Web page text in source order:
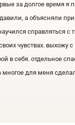
за долгое время я
а объясняли
справляться с
чувствах. выхожу
в себя. отдельное
многое для меня